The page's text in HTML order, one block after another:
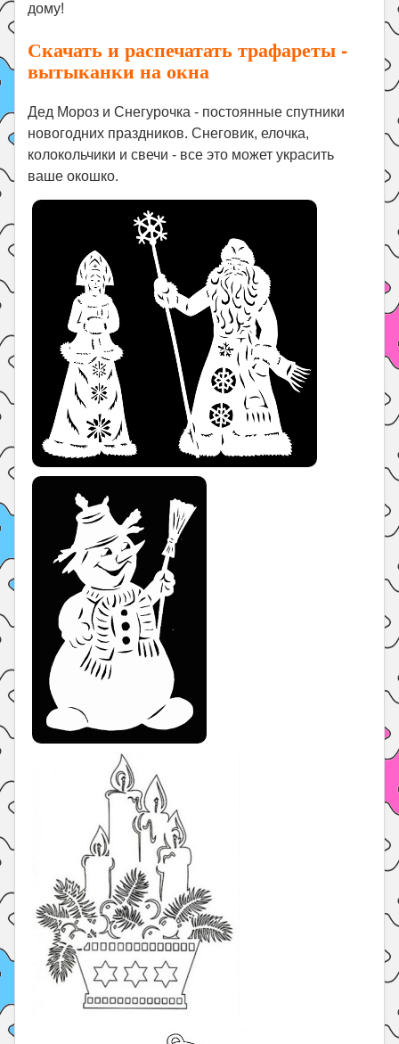
дому!
Скачать и распечатать трафареты -
вытыканки на окна
Дед Мороз и Снегурочка - постоянные спутники
новогодних праздников. Снеговик, елочка,
колокольчики и свечи - все это может украсить
ваше окошко.